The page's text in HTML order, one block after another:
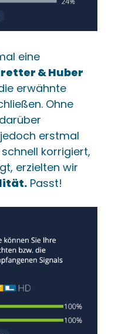
eine
& Huber
erwähnte
Ohne
erstmal
korrigiert,
erzielten wir
Passt!